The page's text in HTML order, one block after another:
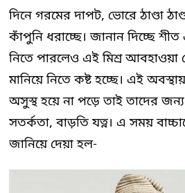
দিনে গরমের দাপট, ভোরে ঠাণ্ডা
কাঁপুনি ধরাচ্ছে। জানান দিচ্ছে
নিতে পারলেও এই মিশ্র আবহাওয়া
মানিয়ে নিতে কষ্ট হচ্ছে। এই
অসুস্থ হয়ে না পড়ে তাই তাদের
সতর্কতা, বাড়তি যত্ন। এ সময়
জানিয়ে দেয়া হল-